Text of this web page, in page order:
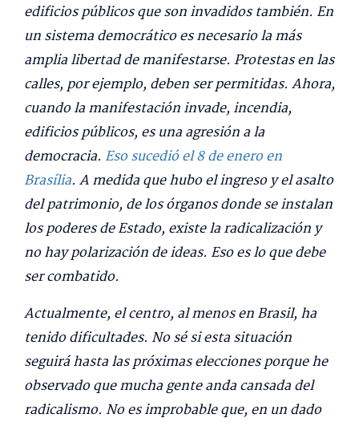
edificios públicos que son invadidos también. En
un sistema democrático es necesario la más
amplia libertad de manifestarse. Protestas en las
calles, por ejemplo, deben ser permitidas. Ahora,
cuando la manifestación invade, incendia,
edificios públicos, es una agresión a la
democracia. Eso sucedió el 8 de enero en
Brasília. A medida que hubo el ingreso y el asalto
del patrimonio, de los órganos donde se instalan
los poderes de Estado, existe la radicalización y
no hay polarización de ideas. Eso es lo que debe
ser combatido.
Actualmente, el centro, al menos en Brasil, ha
tenido dificultades. No sé si esta situación
seguirá hasta las próximas elecciones porque he
observado que mucha gente anda cansada del
radicalismo. No es improbable que, en un dado